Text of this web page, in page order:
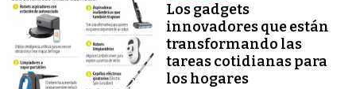
Los gadgets
innovadores que están
transformando las
tareas cotidianas para
los hogares